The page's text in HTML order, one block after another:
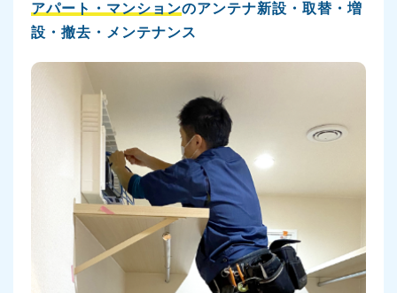
アパート・マンションのアンテナ新設・取替・増
設・撤去・メンテナンス